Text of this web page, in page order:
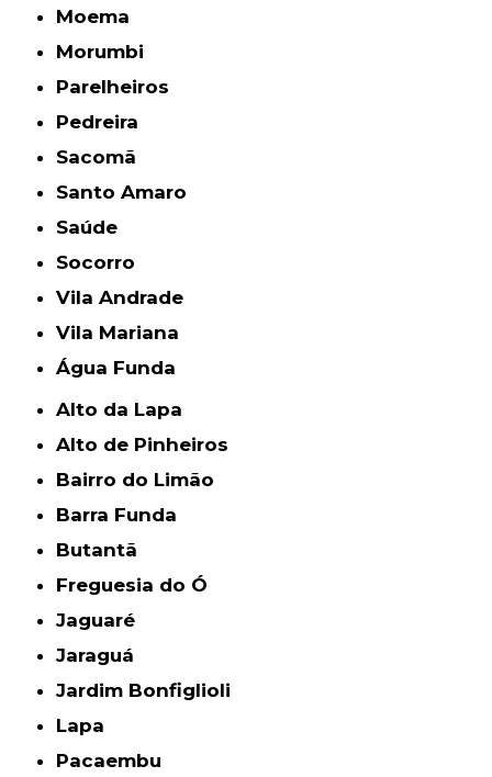
Moema
Morumbi
Parelheiros
Pedreira
Sacomã
Santo Amaro
Saúde
Socorro
Vila Andrade
Vila Mariana
Água Funda
Alto da Lapa
Alto de Pinheiros
Bairro do Limão
Barra Funda
Butantã
Freguesia do Ó
Jaguaré
Jaraguá
Jardim Bonfiglioli
Lapa
Pacaembu